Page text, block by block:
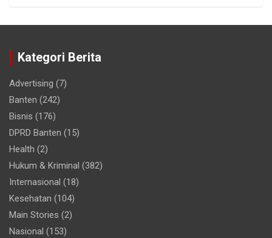
Kategori Berita
Advertising (7)
Banten (242)
Bisnis (176)
DPRD Banten (15)
Health (2)
Hukum & Kriminal (382)
Internasional (18)
Kesehatan (104)
Main Stories (2)
Nasional (153)